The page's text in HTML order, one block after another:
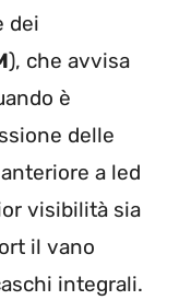
dei
), che avvisa
è
delle
a led
visibilità sia
il vano
integrali.